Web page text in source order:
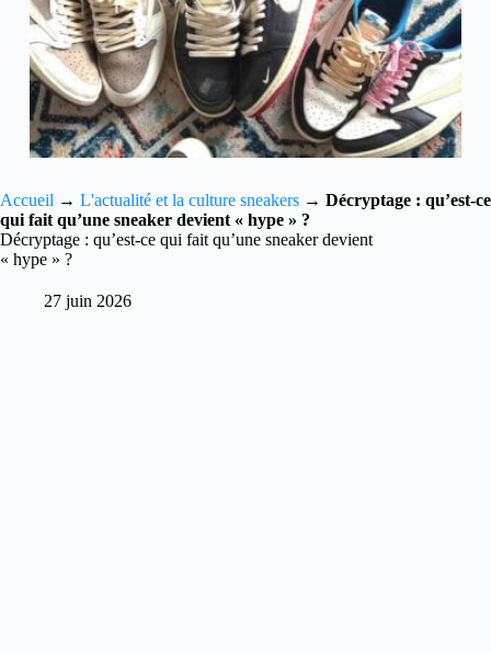
Accueil → L'actualité et la culture sneakers → Décryptage : qu’est-ce
qui fait qu’une sneaker devient « hype » ?
Décryptage : qu’est-ce qui fait qu’une sneaker devient
« hype » ?
27 juin 2026